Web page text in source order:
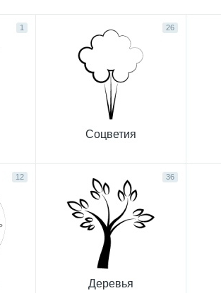
1 26
Соцветия
12 36
Деревья